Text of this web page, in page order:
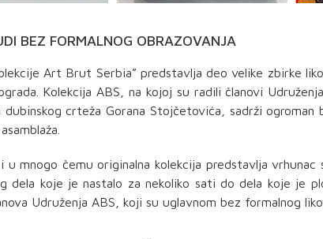
BEZ FORMALNOG OBRAZOVANJA
Art Brut Serbia” predstavlja deo velike zbirke
Kolekcija ABS, na kojoj su radili članovi
dubinskog crteža Gorana Stojčetovića, sadrži
u mnogo čemu originalna kolekcija predstavlja
dela koje je nastalo za nekoliko sati do dela koje je
Udruženja ABS, koji su uglavnom bez formalnog